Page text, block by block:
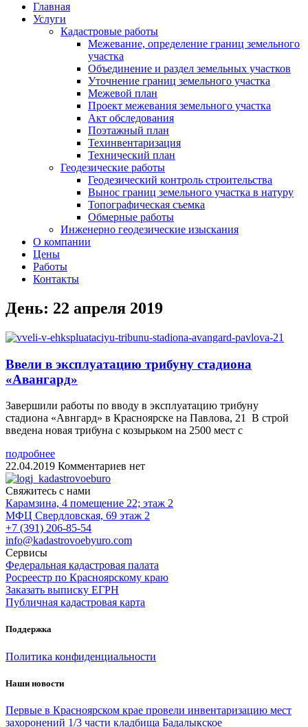
Главная
Услуги
Кадастровые работы
Межевание, определение границ земельного
участка
Объединение и раздел земельных участков
Уточнение границ земельного участка
Межевой план
Проект межевания земельного участка
Акт обследования
Поэтажный план
Техинвентаризация
Технический план
Геодезические работы​
Геодезический контроль строительства
Вынос границ земельного участка в натуру
Топографическая съемка
Обмерные работы
Инженерно геодезические изыскания
О компании
Цены
Работы
Контакты
День: 22 апреля 2019
Ввели в эксплуатацию трибуну стадиона
«Авангард»
Завершили работы по вводу в эксплуатацию трибуну
стадиона «Авнгард» в Красноярске на Павлова, 21 В строй
введена новая трибуна с козырьком на 2500 мест с
подробнее
22.04.2019 Комментариев нет
Свяжитесь с нами
Карамзина, 4 помещение 22; этаж 2
МФЦ Свердловская, 69 этаж 2
+7 (391) 206-85-54
info@kadastrovoebyuro.com
Сервисы
Федеральная кадастровая палата
Росреестр по Красноярскому краю
Заказать выписку ЕГРН
Публичная кадастровая карта
Поддержка
Политика конфиденциальности
Наши новости
Первые в Красноярском крае провели инвентаризацию мест
захоронений 1/3 части кладбища Бадалыкское